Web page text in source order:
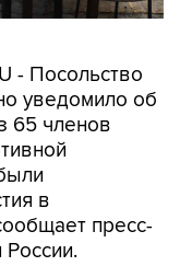
- Посольство
уведомило об
65 членов
в
пресс-